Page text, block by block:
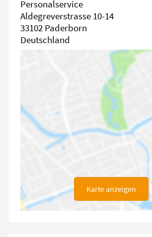
Personalservice
Aldegreverstrasse 10-14
33102 Paderborn
Deutschland
Karte anzeigen